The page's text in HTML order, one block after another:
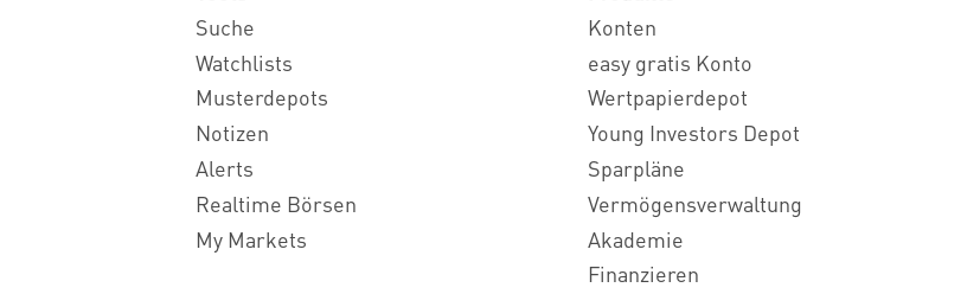
Suche
Watchlists
Musterdepots
Notizen
Alerts
Realtime Börsen
My Markets
Konten
easy gratis Konto
Wertpapierdepot
Young Investors Depot
Sparpläne
Vermögensverwaltung
Akademie
Finanzieren